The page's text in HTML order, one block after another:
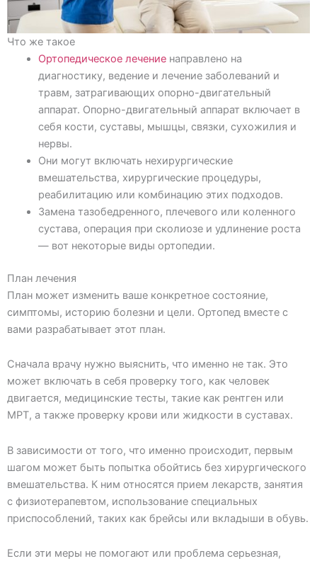
Что же такое
Ортопедическое лечениенаправлено на
диагностику, ведение и лечение заболеваний и
травм, затрагивающих опорно-двигательный
аппарат. Опорно-двигательный аппарат включает в
себя кости, суставы, мышцы, связки, сухожилия и
нервы.
Они могут включать нехирургические
вмешательства, хирургические процедуры,
реабилитацию или комбинацию этих подходов.
Замена тазобедренного, плечевого или коленного
сустава, операция при сколиозе и удлинение роста
— вот некоторые виды ортопедии.
План лечения
План может изменить ваше конкретное состояние,
симптомы, историю болезни и цели. Ортопед вместе с
вами разрабатывает этот план.
Сначала врачу нужно выяснить, что именно не так. Это
может включать в себя проверку того, как человек
двигается, медицинские тесты, такие как рентген или
МРТ, а также проверку крови или жидкости в суставах.
В зависимости от того, что именно происходит, первым
шагом может быть попытка обойтись без хирургического
вмешательства. К ним относятся прием лекарств, занятия
с физиотерапевтом, использование специальных
приспособлений, таких как брейсы или вкладыши в обувь.
Если эти меры не помогают или проблема серьезная,